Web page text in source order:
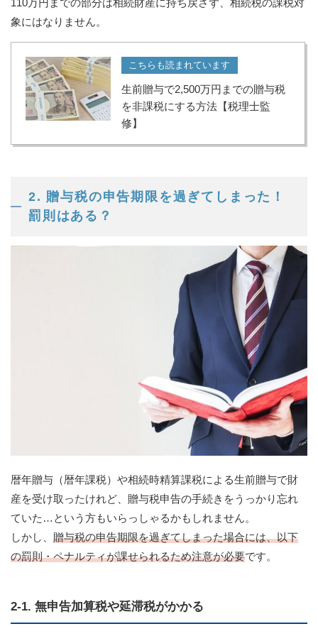
象にはなりません。
こちらも読まれています
生前贈与で2,500万円までの贈与税
を非課税にする方法【税理士監
修】
2. 贈与税の申告期限を過ぎてしまった！
罰則はある？
暦年贈与（暦年課税）や相続時精算課税による生前贈与で財
産を受け取ったけれど、贈与税申告の手続きをうっかり忘れ
ていた…という方もいらっしゃるかもしれません。
しかし、 贈与税の申告期限を過ぎてしまった場合には、以下
の罰則・ペナルティが課せられるため注意が必要です。
2-1. 無申告加算税や延滞税がかかる